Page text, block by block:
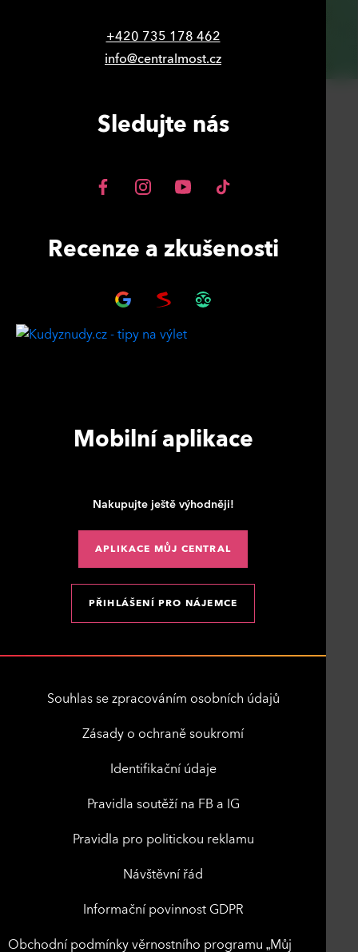
+420 735 178 462
info@centralmost.cz
Sledujte nás
Recenze a zkušenosti
Mobilní aplikace
Nakupujte ještě výhodněji!
APLIKACE MŮJ CENTRAL
PŘIHLÁŠENÍ PRO NÁJEMCE
Souhlas se zpracováním osobních údajů
Zásady o ochraně soukromí
Identifikační údaje
Pravidla soutěží na FB a IG
Pravidla pro politickou reklamu
Návštěvní řád
Informační povinnost GDPR
Obchodní podmínky věrnostního programu „Můj